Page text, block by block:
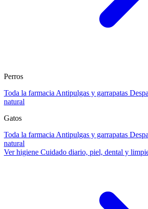
Perros
Toda la farmacia Antipulgas y garrapatas
natural
Gatos
Toda la farmacia Antipulgas y garrapatas
natural
Ver higiene Cuidado diario, piel, dental y